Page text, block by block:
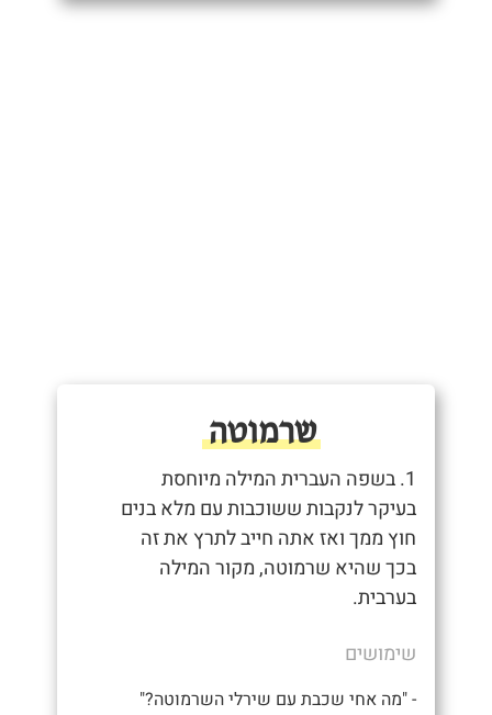
שרמוטה
1. בשפה העברית המילה מיוחסת
בעיקר לנקבות ששוכבות עם מלא בנים
חוץ ממך ואז אתה חייב לתרץ את זה
בכך שהיא שרמוטה, מקור המילה
בערבית.
שימושים
- "מה אחי שכבת עם שירלי השרמוטה?"